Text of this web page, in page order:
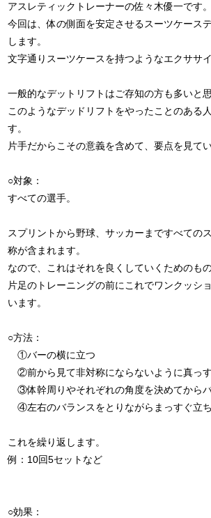
アスレティックトレーナーの佐々木優一です。
今回は、体の側面を安定させるスーツケース
します。
文字通りスーツケースを持つようなエクササイ
一般的なデットリフトはご存知の方も多いと
このようなデッドリフトをやったことのある
す。
片手だからこその意義を含めて、要点を見て
○対象：
すべての選手。
スプリントから野球、サッカーまですべての
称が含まれます。
なので、これはそれを良くしていくためのもの
片足のトレーニングの前にこれでワンクッシ
います。
○方法：
①バーの横に立つ
②前から見て非対称にならないように真っ
③体幹周りやそれぞれの角度を決めてから
④左右のバランスをとりながらまっすぐ立
これを繰り返します。
例：10回5セットなど
○効果：